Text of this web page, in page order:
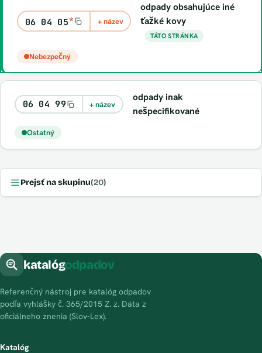
06 04 05* + název
odpady obsahujúce iné
ťažké kovy
TÁTO STRÁNKA
Nebezpečný
06 04 99 + název
odpady inak
nešpecifikované
Ostatný
Prejsť na skupinu(20)
katalógodpadov
Referenčný nástroj pre katalóg odpadov
podľa vyhlášky č. 365/2015 Z. z. Dáta z
oficiálneho znenia (Slov-Lex).
Katalóg